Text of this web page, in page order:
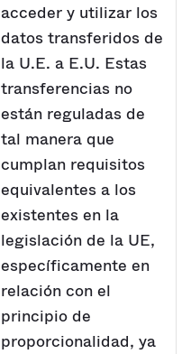
acceder y utilizar los
datos transferidos de
la U.E. a E.U. Estas
transferencias no
están reguladas de
tal manera que
cumplan requisitos
equivalentes a los
existentes en la
legislación de la UE,
específicamente en
relación con el
principio de
proporcionalidad, ya